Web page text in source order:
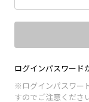
ログインパスワード
※ログインパスワー
すのでご注意くださ